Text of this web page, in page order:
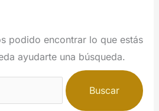
podido encontrar lo que estás
ayudarte una búsqueda.